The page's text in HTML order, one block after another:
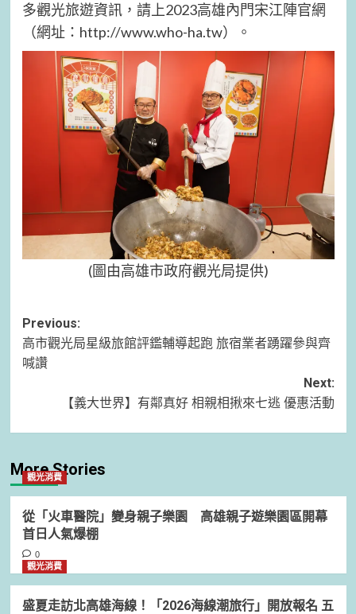
多觀光旅遊資訊，請上2023高雄內門宋江陣官網
（網址：http://www.who-ha.tw）。
(圖由高雄市政府觀光局提供)
Post
navigation
Previous:
高市觀光局星級旅館評鑑輔導起跑 旅宿業者踴躍參與齊
喊讚
Next:
【義大世界】有鄰真好 相親相揪來七逃 優惠活動
More Stories
觀光消費
從「火車醫院」變身親子樂園 高雄親子遊樂園區開幕
首日人氣爆棚
0
觀光消費
盛夏走訪北高雄海線！「2026海線潮旅行」開放報名 五